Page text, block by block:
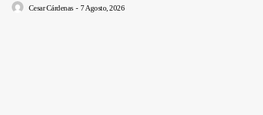
Cesar Cárdenas - 7 Agosto, 2026